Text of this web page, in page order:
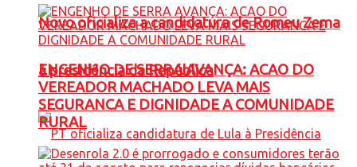
Novo oficializa a candidatura de Romeu Zema
à presidência da República
ENGENHO DE SERRA AVANÇA: ACAO DO
VEREADOR MACHADO LEVA MAIS
SEGURANCA E DIGNIDADE A COMUNIDADE
RURAL